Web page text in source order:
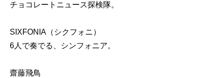
チョコレートニュース探検隊。
SIXFONIA（シクフォニ）
6人で奏でる、シンフォニア。
齋藤飛鳥